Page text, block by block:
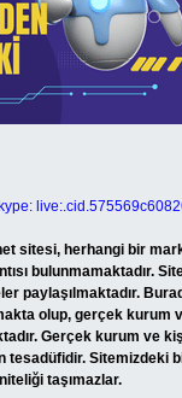
sitesi, herhangi bir
bulunmamaktadır.
paylaşılmaktadır.
olup, gerçek kurum
Gerçek kurum ve
tesadüfidir. Sitemizdeki
taşımazlar.